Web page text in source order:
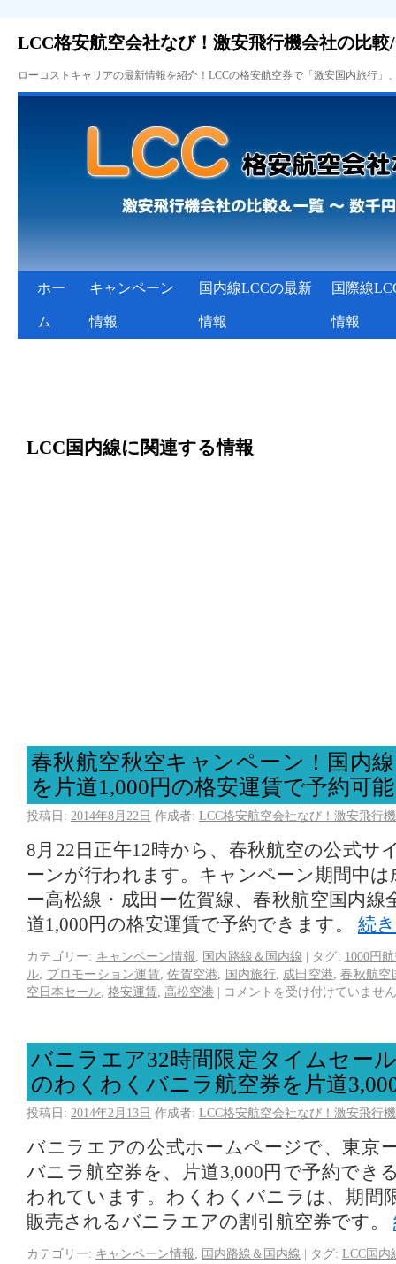
LCC格安航空会社なび！激安飛行機会社の比較
ローコストキャリアの最新情報を紹介！LCCの格安航空券で「激安国内旅行
ホー
ム
キャンペーン
情報
国内線LCCの最新
情報
国際線
情報
LCC国内線に関連する情報
春秋航空秋空キャンペーン！国内
を片道1,000円の格安運賃で予約可能
投稿日: 2014年8月22日 作成者: LCC格安航空会社なび！激安飛行
8月22日正午12時から、春秋航空の公式サ
ーンが行われます。キャンペーン期間中は
ー高松線・成田ー佐賀線、春秋航空国内線
道1,000円の格安運賃で予約できます。 続
カテゴリー: キャンペーン情報 国内路線＆国内線 | タグ: 1000円
ル
プロモーション運賃 ,佐賀空港 国内旅行, 成田空港 ,春秋航空
空日本セール 格安運賃 高松空港 | コメントを受け付けていませ
バニラエア32時間限定タイムセー
のわくわくバニラ航空券を片道
投稿日: 2014年2月13日 作成者: LCC格安航空会社なび！激安飛行
バニラエアの公式ホームページで、東京
バニラ航空券を、片道3,000円で予約でき
われています。わくわくバニラは、期間
販売されるバニラエアの割引航空券です。
カテゴリー: キャンペーン情報 国内路線＆国内線 | タグ: LCC国内